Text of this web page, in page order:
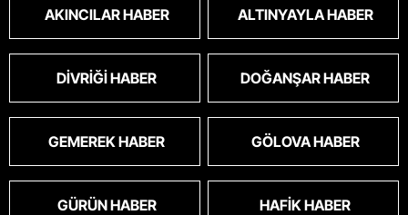
AKINCILAR HABER ALTINYAYLA HABER
DIVRIĞI HABER DOĞANŞAR HABER
GEMEREK HABER GÖLOVA HABER
GÜRÜN HABER HAFIK HABER